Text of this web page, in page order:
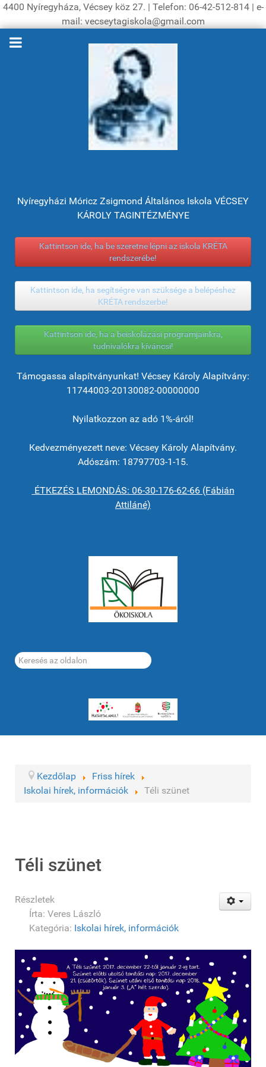
4400 Nyíregyháza, Vécsey köz 27. | Telefon: 06-42-512-814 | e-
mail: vecseytagiskola@gmail.com
Nyíregyházi Móricz Zsigmond Általános Iskola VÉCSEY
KÁROLY TAGINTÉZMÉNYE
Kattintson ide, ha be szeretne lépni az iskola KRÉTA
rendszerébe!
Kattintson ide, ha segítségre van szüksége a belépéshez
KRÉTA rendszerbe!
Kattintson ide, ha a beiskolázási programjainkra,
tudnivalókra kíváncsi!
Támogassa alapítványunkat! Vécsey Károly Alapítvány:
11744003-20130082-00000000
Nyilatkozzon az adó 1%-áról!
Kedvezményezett neve: Vécsey Károly Alapítvány.
Adószám: 18797703-1-15.
ÉTKEZÉS LEMONDÁS: 06-30-176-62-66 (Fábián
Attiláné)
Keresés...
Kezdőlap
Friss hírek
Iskolai hírek, információk
Téli szünet
Téli szünet
Részletek
Írta: Veres László
Kategória: Iskolai hírek, információk